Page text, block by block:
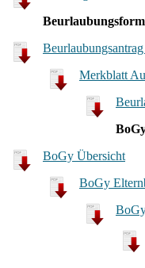
Merkblatt
BoGy Übersicht
BoGy